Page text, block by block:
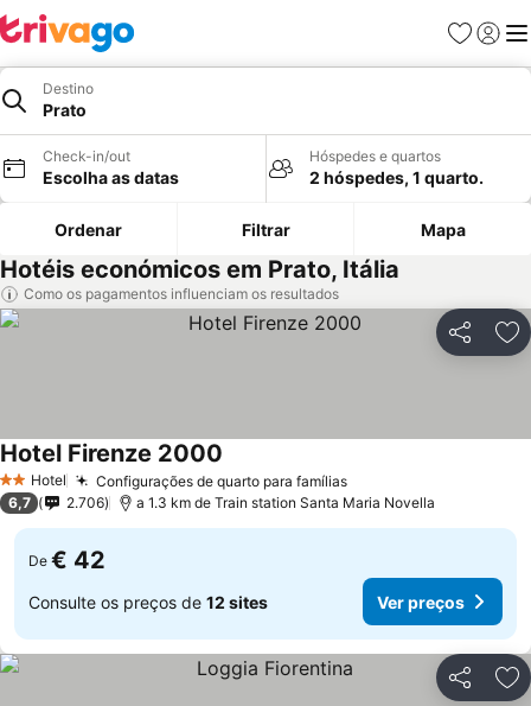
Favoritos
Iniciar
Destino
Prato
Check-in/out
Escolha as datas
Hóspedes e quartos
2 hóspedes, 1 quarto.
Ordenar Filtrar Mapa
Hotéis económicos em Prato, Itália
Como os pagamentos influenciam os resultados
Partilhar
2 Estrelas
Hotel Configurações de quarto para famílias
Hotel Firenze 2000
6,7 2.706 a 1.3 km de Train station Santa Maria Novella
De € 42
Consulte os preços de 12 sites Ver preços
Partilhar